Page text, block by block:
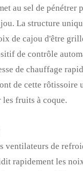
au sel de pénétrer
La structure
de cajou d'être
de contrôle
de chauffage
de cette rôtissoire
fruits à coque.
ventilateurs de
rapidement les